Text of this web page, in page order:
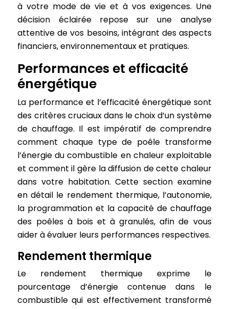
à votre mode de vie et à vos exigences. Une
décision éclairée repose sur une analyse
attentive de vos besoins, intégrant des aspects
financiers, environnementaux et pratiques.
Performances et efficacité
énergétique
La performance et l’efficacité énergétique sont
des critères cruciaux dans le choix d’un système
de chauffage. Il est impératif de comprendre
comment chaque type de poêle transforme
l’énergie du combustible en chaleur exploitable
et comment il gère la diffusion de cette chaleur
dans votre habitation. Cette section examine
en détail le rendement thermique, l’autonomie,
la programmation et la capacité de chauffage
des poêles à bois et à granulés, afin de vous
aider à évaluer leurs performances respectives.
Rendement thermique
Le rendement thermique exprime le
pourcentage d’énergie contenue dans le
combustible qui est effectivement transformé